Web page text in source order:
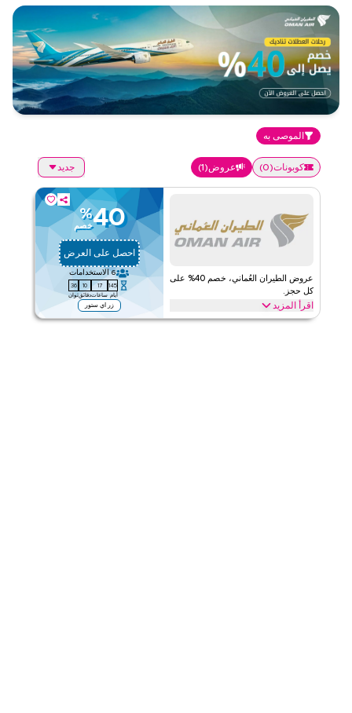
الموصى به
كوبونات(
0
) عروض(
1
) جديد
عروض الطيران العُماني، خصم 40% على
كل حجز.
اقرأ المزيد
40
%
خصم
احصل على العرض
6 الاستخدامات
145
أيام
17
ساعات
10
دقائق
36
ثوان
زر اي ستور
وفر 40 بالمئة مع عرض الطيران العماني على الرحلات، قاعة الانتظار،